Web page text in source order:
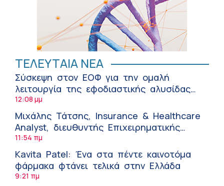
ΤΕΛΕΥΤΑΙΑ ΝΕΑ
Σύσκεψη στον ΕΟΦ για την ομαλή
λειτουργία της εφοδιαστικής αλυσίδας
των φαρμάκων στη διάρκεια του
καλοκαιριού
12:08 μμ
Μιχάλης Τάτσης, Insurance & Healthcare
Analyst, διευθυντής Επιχειρηματικής
Ανάπτυξης Ομίλου HHG
11:54 πμ
Kavita Patel: Ένα στα πέντε καινοτόμα
φάρμακα φτάνει τελικά στην Ελλάδα
9:21 πμ